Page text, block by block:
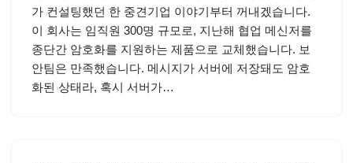
가 컨설팅했던 한 중견기업 이야기부터 꺼내겠습니다.
이 회사는 임직원 300명 규모로, 지난해 협업 메신저를
종단간 암호화를 지원하는 제품으로 교체했습니다. 보
안팀은 만족했습니다. 메시지가 서버에 저장돼도 암호
화된 상태라, 혹시 서버가…